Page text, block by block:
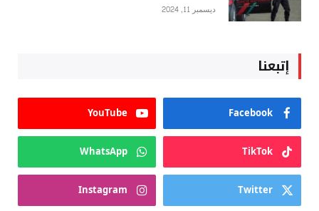
ديسمبر 11, 2024
إتبعنا
Facebook
YouTube
TikTok
WhatsApp
Twitter
Instagram